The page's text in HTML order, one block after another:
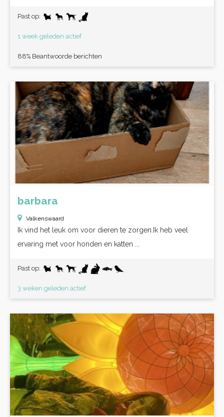
Past op:
1 week geleden actief
88% Beantwoorde berichten
barbara
Valkenswaard
Ik vind het leuk om voor dieren te zorgen.Ik heb veel
ervaring met voor honden en katten ...
Past op:
3 weken geleden actief